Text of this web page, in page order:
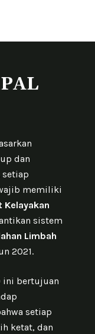
dan
setiap
memiliki
Kelayakan
sistem
Limbah
2021.
ini bertujuan
setiap
ketat, dan